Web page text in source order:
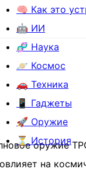
🧠 Как это
🤖 ИИ
🧬 Наука
🪐 Космос
🚗 Техника
📱 Гаджеты
🚀 Оружие
⏳ История
оружие
на